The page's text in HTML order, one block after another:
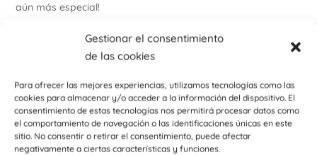
Gestionar el consentimiento
de las cookies
Para ofrecer las mejores experiencias, utilizamos tecnologías como las
cookies para almacenar y/o acceder a la información del dispositivo. El
consentimiento de estas tecnologías nos permitirá procesar datos como
el comportamiento de navegación o las identificaciones únicas en este
sitio. No consentir o retirar el consentimiento, puede afectar
negativamente a ciertas características y funciones.
aún más especial!
Recuerda, indica la frase deseada al hacer pedido y haz
click en el botón guardar para que se quede registrada tu
frase.
Encuentra otros productos como detalle para bodas y
comuniones haciendo click aquí